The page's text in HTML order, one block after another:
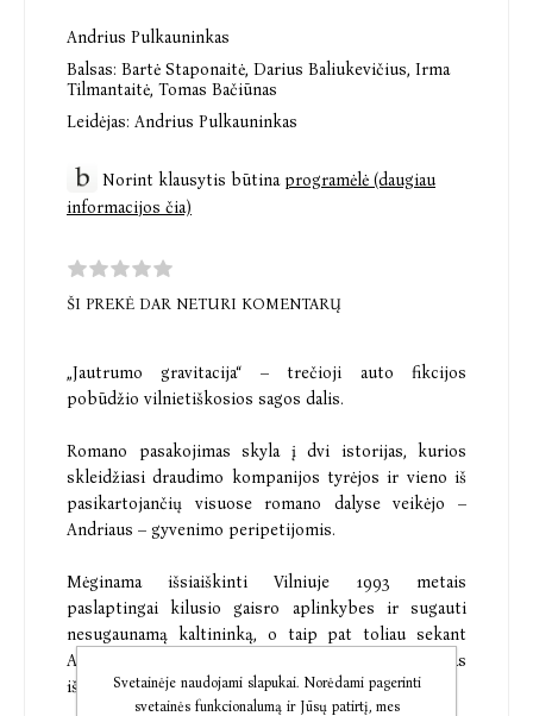
Andrius Pulkauninkas
Balsas: Bartė Staponaitė, Darius Baliukevičius, Irma
Tilmantaitė, Tomas Bačiūnas
Leidėjas: Andrius Pulkauninkas
Norint klausytis būtinaprogramėlė (daugiau
informacijos čia)
ŠI PREKĖ DAR NETURI KOMENTARŲ
„Jautrumo gravitacija“ – trečioji auto fikcijos
pobūdžio vilnietiškosios sagos dalis.
Romano pasakojimas skyla į dvi istorijas, kurios
skleidžiasi draudimo kompanijos tyrėjos ir vieno iš
pasikartojančių visuose romano dalyse veikėjo –
Andriaus – gyvenimo peripetijomis.
Mėginama išsiaiškinti Vilniuje 1993 metais
paslaptingai kilusio gaisro aplinkybes ir sugauti
nesugaunamą kaltininką, o taip pat toliau sekant
Andriaus pėdomis nuklystama į Daniją, kur veikėjas
išvyksta studijuoti teatro meno.
Svetainėje naudojami slapukai. Norėdami pagerinti
svetainės funkcionalumą ir Jūsų patirtį, mes